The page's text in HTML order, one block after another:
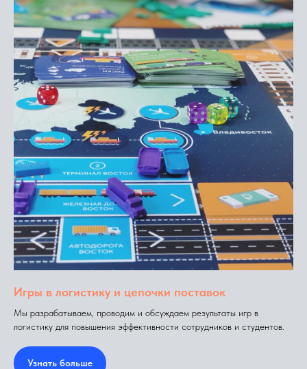
Игры в логистику и цепочки поставок
Мы разрабатываем, проводим и обсуждаем результаты игр в
логистику для повышения эффективности сотрудников и студентов.
Узнать больше